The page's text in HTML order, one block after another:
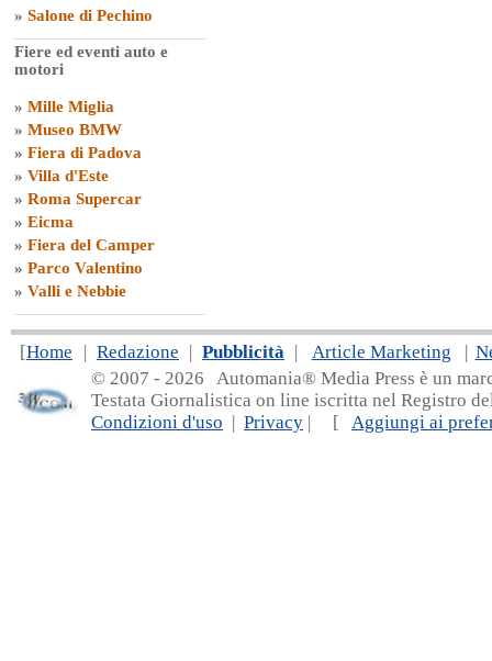
» Salone di Pechino
Fiere ed eventi auto e
motori
» Mille Miglia
» Museo BMW
» Fiera di Padova
» Villa d'Este
» Roma Supercar
» Eicma
» Fiera del Camper
» Parco Valentino
» Valli e Nebbie
[Home | Redazione | Pubblicità | Article Marketing |
© 2007 - 2026 Automania® Media Press è un
Testata Giornalistica on line iscritta nel Registro
Condizioni d'uso | Privacy | [ Aggiungi ai